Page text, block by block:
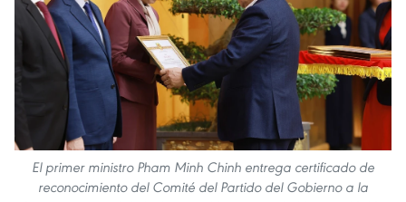
El primer ministro Pham Minh Chinh entrega certificado de
reconocimiento del Comité del Partido del Gobierno a la